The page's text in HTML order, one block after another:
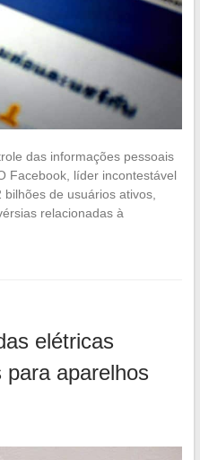
das informações pessoais
Facebook, líder incontestável
de usuários ativos,
relacionadas à
elétricas
aparelhos